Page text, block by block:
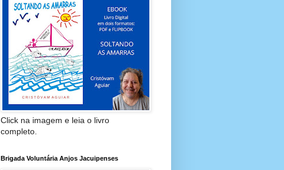
Click na imagem e leia o livro
completo.
Brigada Voluntária Anjos Jacuipenses